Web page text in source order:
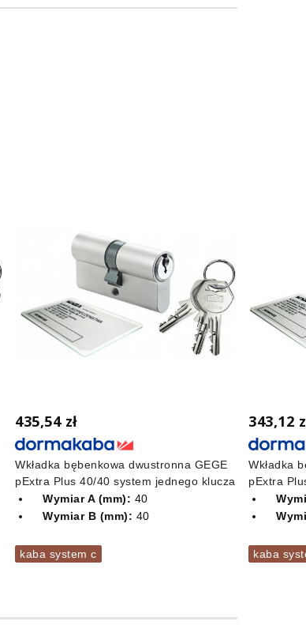
435,54 zł
Wkładka bębenkowa dwustronna GEGE
pExtra Plus 40/40 system jednego klucza
Wymiar A (mm): 40
Wymiar B (mm): 40
kaba system c
343,12
Wkładka
pExtra
kaba